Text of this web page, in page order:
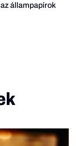
állampapírok